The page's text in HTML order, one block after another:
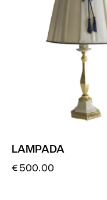
LAMPADA
€ 500.00